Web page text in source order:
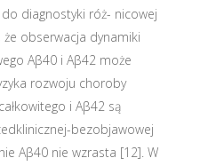
diagnostyki róż- nicowej
że obserwacja dynamiki
Aβ40 i Aβ42 może
rozwoju choroby
i Aβ42 są
bezobjawowej
Aβ40 nie wzrasta [12]. W